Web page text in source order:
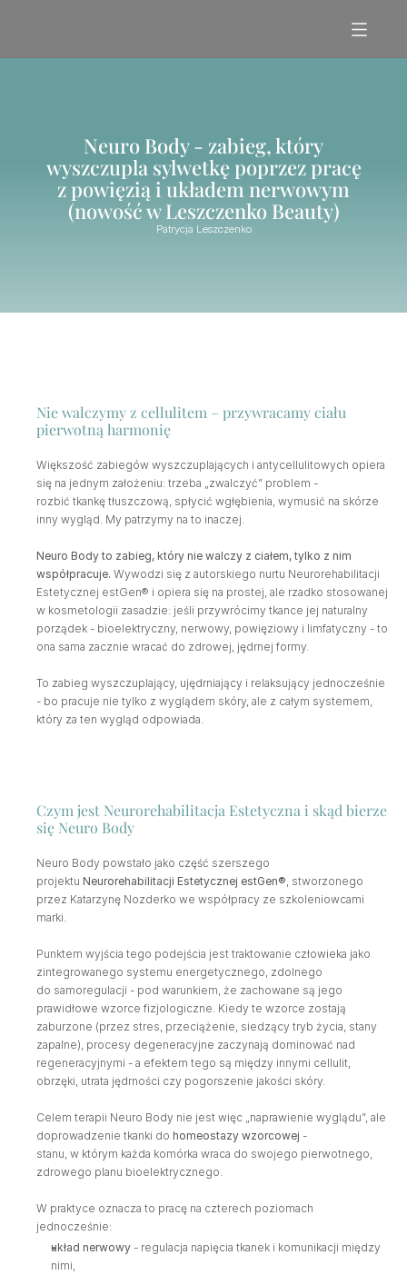
Neuro Body - zabieg, który
wyszczupla sylwetkę poprzez pracę
z powięzią i układem nerwowym
(nowość w Leszczenko Beauty)
Patrycja Leszczenko
Nie walczymy z cellulitem – przywracamy ciału
pierwotną harmonię
Większość zabiegów wyszczuplających i antycellulitowych opiera
się na jednym założeniu: trzeba „zwalczyć” problem -
rozbić tkankę tłuszczową, spłycić wgłębienia, wymusić na skórze
inny wygląd. My patrzymy na to inaczej.
Neuro Body to zabieg, który nie walczy z ciałem, tylko z nim
współpracuje. Wywodzi się z autorskiego nurtu Neurorehabilitacji
Estetycznej estGen® i opiera się na prostej, ale rzadko stosowanej
w kosmetologii zasadzie: jeśli przywrócimy tkance jej naturalny
porządek - bioelektryczny, nerwowy, powięziowy i limfatyczny - to
ona sama zacznie wracać do zdrowej, jędrnej formy.
To zabieg wyszczuplający, ujędrniający i relaksujący jednocześnie
- bo pracuje nie tylko z wyglądem skóry, ale z całym systemem,
który za ten wygląd odpowiada.
Czym jest Neurorehabilitacja Estetyczna i skąd bierze
się Neuro Body
Neuro Body powstało jako część szerszego
projektu Neurorehabilitacji Estetycznej estGen®, stworzonego
przez Katarzynę Nozderko we współpracy ze szkoleniowcami
marki.
Punktem wyjścia tego podejścia jest traktowanie człowieka jako
zintegrowanego systemu energetycznego, zdolnego
do samoregulacji - pod warunkiem, że zachowane są jego
prawidłowe wzorce fizjologiczne. Kiedy te wzorce zostają
zaburzone (przez stres, przeciążenie, siedzący tryb życia, stany
zapalne), procesy degeneracyjne zaczynają dominować nad
regeneracyjnymi - a efektem tego są między innymi cellulit,
obrzęki, utrata jędrności czy pogorszenie jakości skóry.
Celem terapii Neuro Body nie jest więc „naprawienie wyglądu”, ale
doprowadzenie tkanki do homeostazy wzorcowej -
stanu, w którym każda komórka wraca do swojego pierwotnego,
zdrowego planu bioelektrycznego.
W praktyce oznacza to pracę na czterech poziomach
jednocześnie:
układ nerwowy - regulacja napięcia tkanek i komunikacji między
nimi,